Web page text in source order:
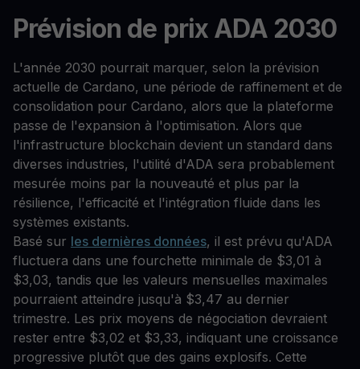
Prévision de prix ADA 2030
L'année 2030 pourrait marquer, selon la prévision
actuelle de Cardano, une période de raffinement et de
consolidation pour Cardano, alors que la plateforme
passe de l'expansion à l'optimisation. Alors que
l'infrastructure blockchain devient un standard dans
diverses industries, l'utilité d'ADA sera probablement
mesurée moins par la nouveauté et plus par la
résilience, l'efficacité et l'intégration fluide dans les
systèmes existants.
Basé sur les dernières données, il est prévu qu'ADA
fluctuera dans une fourchette minimale de $3,01 à
$3,03, tandis que les valeurs mensuelles maximales
pourraient atteindre jusqu'à $3,47 au dernier
trimestre. Les prix moyens de négociation devraient
rester entre $3,02 et $3,33, indiquant une croissance
progressive plutôt que des gains explosifs. Cette